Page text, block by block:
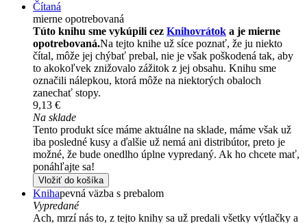
Čítaná
mierne opotrebovaná
Túto knihu sme vykúpili cez Knihovrátok a je mierne
opotrebovaná.Na tejto knihe už síce poznať, že ju niekto
čítal, môže jej chýbať prebal, nie je však poškodená tak, aby
to akokoľvek znižovalo zážitok z jej obsahu. Knihu sme
označili nálepkou, ktorá môže na niektorých obaloch
zanechať stopy.
9,13 €
Na sklade
Tento produkt síce máme aktuálne na sklade, máme však už
iba posledné kusy a ďalšie už nemá ani distribútor, preto je
možné, že bude onedlho úplne vypredaný. Ak ho chcete mať,
ponáhľajte sa!
Vložiť do košíka
Knihapevná väzba s prebalom
Vypredané
Ach, mrzí nás to, z tejto knihy sa už predali všetky výtlačky a